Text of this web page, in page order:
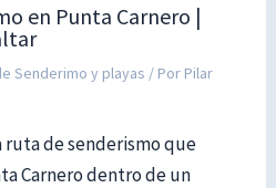
en Punta Carnero |
Senderimo y playas / Por Pilar
ruta de senderismo que
Carnero dentro de un